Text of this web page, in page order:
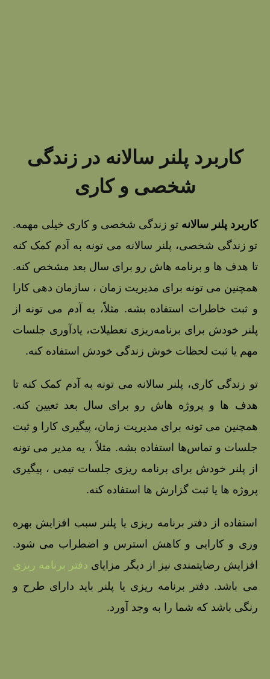
کاربرد پلنر سالانه در زندگی
شخصی و کاری
کاربرد پلنر سالانه تو زندگی شخصی و کاری خیلی مهمه.
تو زندگی شخصی، پلنر سالانه می‌ تونه به آدم کمک کنه
تا هدف‌ ها و برنامه‌ هاش رو برای سال بعد مشخص کنه.
همچنین می‌ تونه برای مدیریت زمان ، سازمان‌ دهی کارا
و ثبت خاطرات استفاده بشه. مثلاً، یه آدم می‌ تونه از
پلنر خودش برای برنامه‌ریزی تعطیلات، یادآوری جلسات
مهم یا ثبت لحظات خوش زندگی خودش استفاده کنه.
تو زندگی کاری، پلنر سالانه می‌ تونه به آدم کمک کنه تا
هدف‌ ها و پروژه‌ هاش رو برای سال بعد تعیین کنه.
همچنین می‌ تونه برای مدیریت زمان، پیگیری کارا و ثبت
جلسات و تماس‌ها استفاده بشه. مثلاً ، یه مدیر می‌ تونه
از پلنر خودش برای برنامه‌ ریزی جلسات تیمی ، پیگیری
پروژه‌ ها یا ثبت گزارش‌ ها استفاده کنه.
استفاده از دفتر برنامه ریزی یا پلنر سبب افزایش بهره
وری و کارایی و کاهش استرس و اضطراب می شود.
افزایش رضایتمندی نیز از دیگر مزایای دفتر برنامه ریزی
می باشد. دفتر برنامه ریزی یا پلنر باید دارای طرح و
رنگی باشد که شما را به وجد آورد.